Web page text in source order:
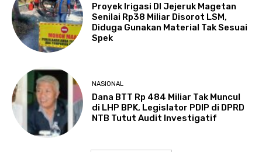
Proyek Irigasi DI Jejeruk Magetan
Senilai Rp38 Miliar Disorot LSM,
Diduga Gunakan Material Tak Sesuai
Spek
NASIONAL
Dana BTT Rp 484 Miliar Tak Muncul
di LHP BPK, Legislator PDIP di DPRD
NTB Tutut Audit Investigatif